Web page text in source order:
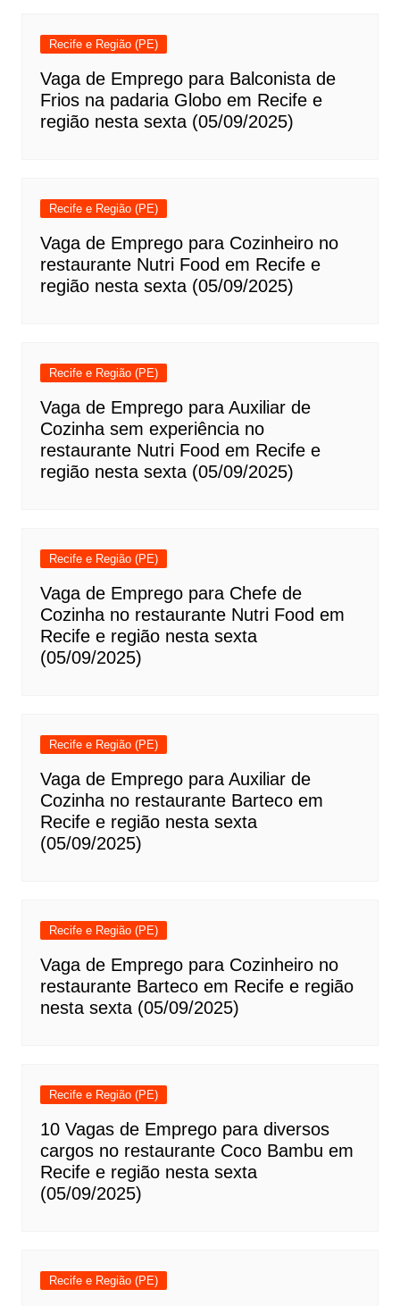
Recife e Região (PE)
Vaga de Emprego para Balconista de
Frios na padaria Globo em Recife e
região nesta sexta (05/09/2025)
Recife e Região (PE)
Vaga de Emprego para Cozinheiro no
restaurante Nutri Food em Recife e
região nesta sexta (05/09/2025)
Recife e Região (PE)
Vaga de Emprego para Auxiliar de
Cozinha sem experiência no
restaurante Nutri Food em Recife e
região nesta sexta (05/09/2025)
Recife e Região (PE)
Vaga de Emprego para Chefe de
Cozinha no restaurante Nutri Food em
Recife e região nesta sexta
(05/09/2025)
Recife e Região (PE)
Vaga de Emprego para Auxiliar de
Cozinha no restaurante Barteco em
Recife e região nesta sexta
(05/09/2025)
Recife e Região (PE)
Vaga de Emprego para Cozinheiro no
restaurante Barteco em Recife e região
nesta sexta (05/09/2025)
Recife e Região (PE)
10 Vagas de Emprego para diversos
cargos no restaurante Coco Bambu em
Recife e região nesta sexta
(05/09/2025)
Recife e Região (PE)